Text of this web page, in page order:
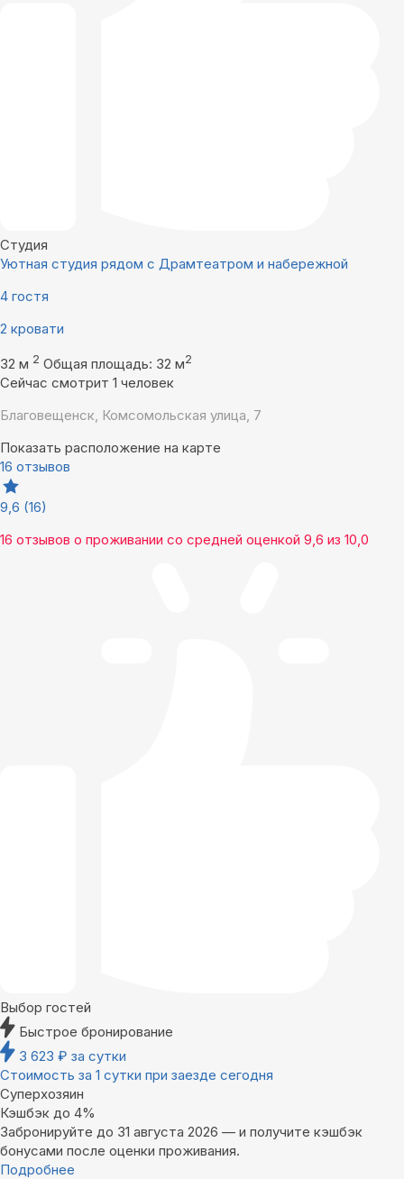
Студия
Уютная студия рядом с Драмтеатром и набережной
4 гостя
2 кровати
32 м 2 Общая площадь: 32 м2
Сейчас смотрит 1 человек
Благовещенск, Комсомольская улица, 7
Показать расположение на карте
16 отзывов
9,6 (16)
16 отзывов о проживании со средней оценкой 9,6 из 10,0
Выбор гостей
Быстрое бронирование
3 623 ₽ за сутки
Стоимость за 1 сутки при заезде сегодня
Суперхозяин
Кэшбэк до 4%
Забронируйте до 31 августа 2026 — и получите кэшбэк
бонусами после оценки проживания.
Подробнее